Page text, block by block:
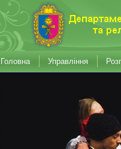
Головна Управління